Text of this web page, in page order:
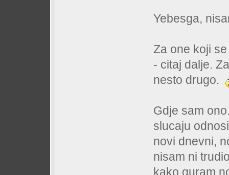
Yebesga,
Za one koji
- citaj dalje.
nesto drugo.
Gdje sam
slucaju
novi dnevni,
nisam ni
kako guram